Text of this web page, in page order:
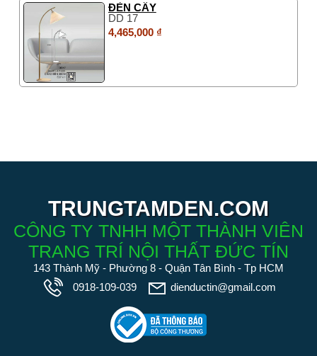
ĐÈN CÂY
DD 17
4,465,000 ₫
TRUNGTAMDEN.COM
CÔNG TY TNHH MỘT THÀNH VIÊN
TRANG TRÍ NỘI THẤT ĐỨC TÍN
143 Thành Mỹ - Phường 8 - Quận Tân Bình - Tp HCM
0918-109-039
dienductin@gmail.com